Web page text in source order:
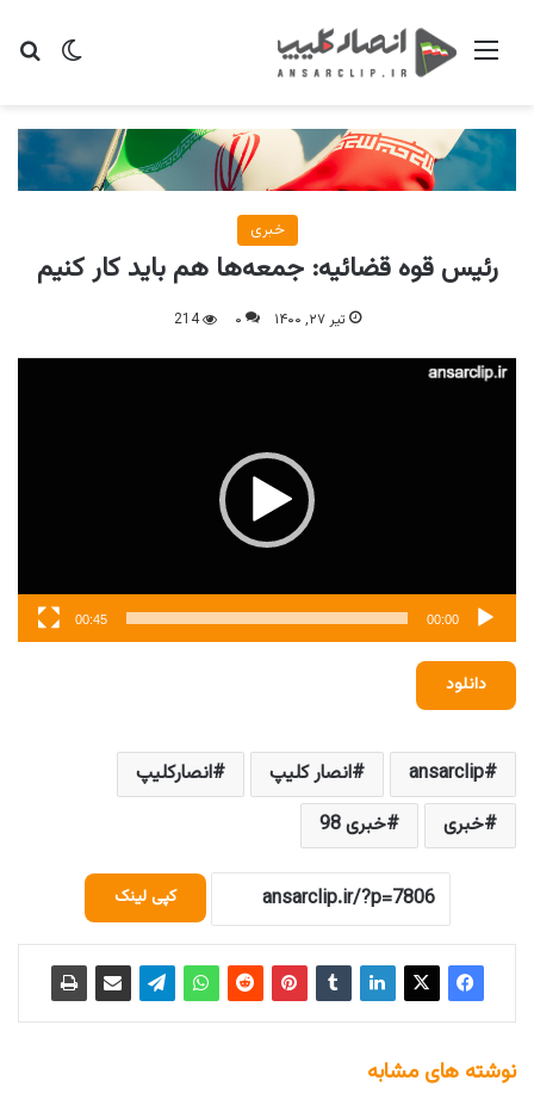
تغییر منو
خبری
رئیس قوه قضائیه: جمعه‌ها هم باید کار کنیم
تیر ۲۷, ۱۴۰۰ ۰ 214
نمایشگر
ویدیو
00:00
00:45
دانلود
ansarclip انصار کلیپ
انصارکلیپ
خبری
خبری 98
کپی لینک
نوشته های مشابه